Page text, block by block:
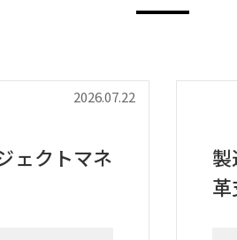
2026.07.22
ェクトマネ